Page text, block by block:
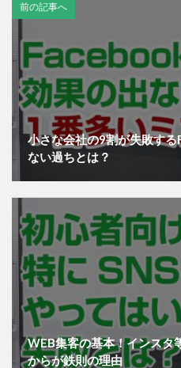
前の記事へ
小さな会社の9割が失敗す
ない過ちとは？
WEB集客の基本！インスタ
からが鉄則の理由